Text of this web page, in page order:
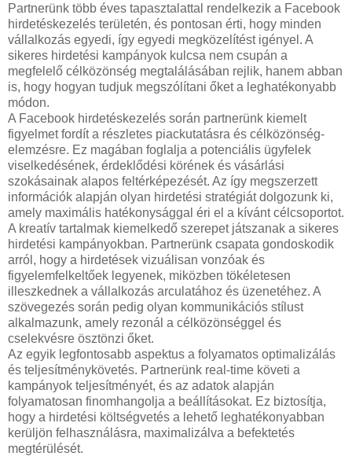
Partnerünk több éves tapasztalattal rendelkezik a Facebook
hirdetéskezelés területén, és pontosan érti, hogy minden
vállalkozás egyedi, így egyedi megközelítést igényel. A
sikeres hirdetési kampányok kulcsa nem csupán a
megfelelő célközönség megtalálásában rejlik, hanem abban
is, hogy hogyan tudjuk megszólítani őket a leghatékonyabb
módon.
A Facebook hirdetéskezelés során partnerünk kiemelt
figyelmet fordít a részletes piackutatásra és célközönség-
elemzésre. Ez magában foglalja a potenciális ügyfelek
viselkedésének, érdeklődési körének és vásárlási
szokásainak alapos feltérképezését. Az így megszerzett
információk alapján olyan hirdetési stratégiát dolgozunk ki,
amely maximális hatékonysággal éri el a kívánt célcsoportot.
A kreatív tartalmak kiemelkedő szerepet játszanak a sikeres
hirdetési kampányokban. Partnerünk csapata gondoskodik
arról, hogy a hirdetések vizuálisan vonzóak és
figyelemfelkeltőek legyenek, miközben tökéletesen
illeszkednek a vállalkozás arculatához és üzenetéhez. A
szövegezés során pedig olyan kommunikációs stílust
alkalmazunk, amely rezonál a célközönséggel és
cselekvésre ösztönzi őket.
Az egyik legfontosabb aspektus a folyamatos optimalizálás
és teljesítménykövetés. Partnerünk real-time követi a
kampányok teljesítményét, és az adatok alapján
folyamatosan finomhangolja a beállításokat. Ez biztosítja,
hogy a hirdetési költségvetés a lehető leghatékonyabban
kerüljön felhasználásra, maximalizálva a befektetés
megtérülését.